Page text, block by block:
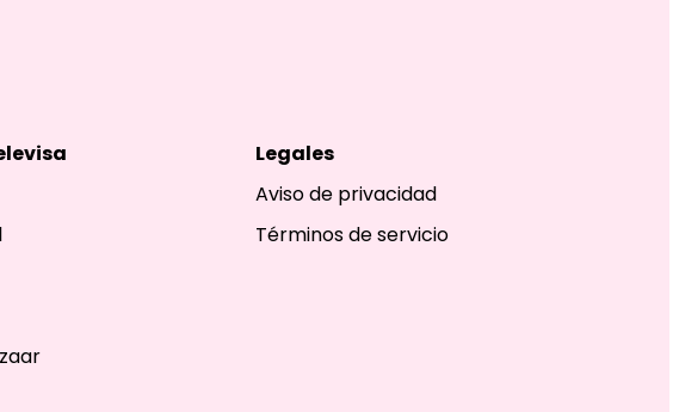
Legales
Aviso de privacidad
Términos de servicio